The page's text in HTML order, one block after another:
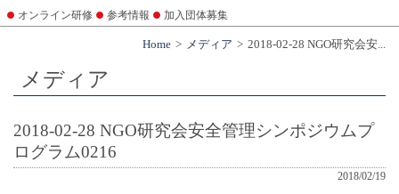
オンライン研修
参考情報 加入団体募集
Home メディア 2018-02-28 NGO研究会安...
メディア
2018-02-28 NGO研究会安全管理シンポジウムプ
ログラム0216
2018/02/19